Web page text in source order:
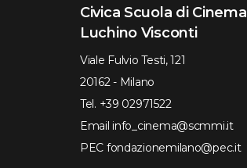
Civica Scuola di Cinema
Luchino Visconti
Viale Fulvio Testi, 121
20162 - Milano
Tel. +39 02971522
Email info_cinema@scmmi.it
PEC fondazionemilano@pec.it